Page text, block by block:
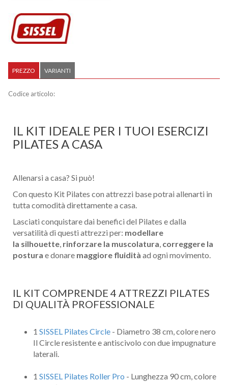
PREZZO VARIANTI
Codice articolo:
IL KIT IDEALE PER I TUOI ESERCIZI
PILATES A CASA
Allenarsi a casa? Si può!
Con questo Kit Pilates con attrezzi base potrai allenarti in
tutta comodità direttamente a casa.
Lasciati conquistare dai benefici del Pilates e dalla
versatilità di questi attrezzi per: modellare
la silhouette rinforzare la muscolatura correggere la
postura e donare maggiore fluidità ad ogni movimento.
IL KIT COMPRENDE 4 ATTREZZI PILATES
DI QUALITÀ PROFESSIONALE
1 SISSEL Pilates Circle - Diametro 38 cm, colore nero
Il Circle resistente e antiscivolo con due impugnature
laterali.
1 SISSEL Pilates Roller Pro - Lunghezza 90 cm, colore